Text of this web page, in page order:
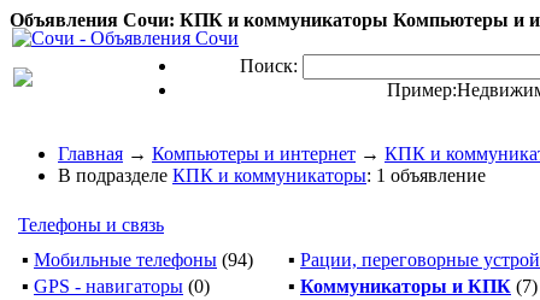
Объявления Сочи: КПК и коммуникаторы Компьютеры и
Поиск:
Пример:
Главная → Компьютеры и интернет → КПК и
В подразделе КПК и коммуникаторы: 1 объявление
Телефоны и связь
▪ Мобильные телефоны (94) ▪ Рации, переговорные
▪ GPS - навигаторы (0) ▪ Коммуникаторы и КПК (7)